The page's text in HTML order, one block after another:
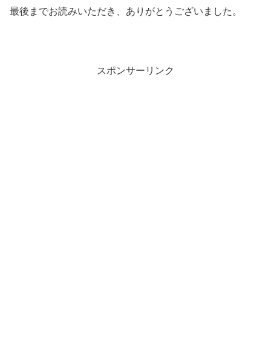
最後までお読みいただき、ありがとうございました。
スポンサーリンク